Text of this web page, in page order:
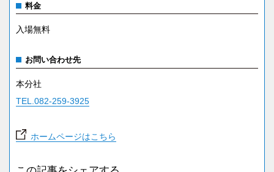
料金
入場無料
お問い合わせ先
本分社
TEL.082-259-3925
ホームページはこちら